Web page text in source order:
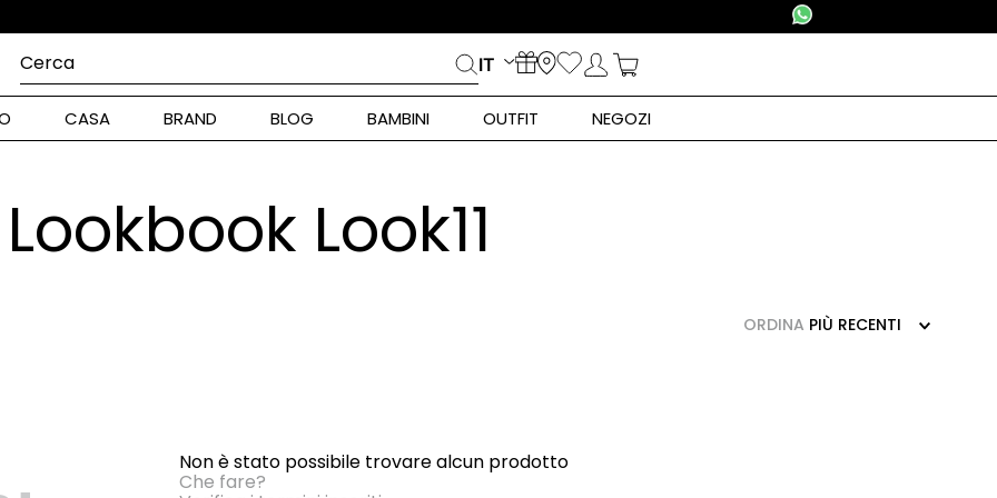
Cerca
FREQUENTI
Lauren
Barth
Donna
IT
CASA BRAND BLOG BAMBINI OUTFIT NEGOZI
Lookbook Look11
ORDINA PIÙ RECENTI
Non è stato possibile trovare alcun prodotto
Che fare?